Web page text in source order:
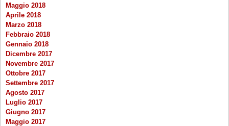
Maggio 2018
Aprile 2018
Marzo 2018
Febbraio 2018
Gennaio 2018
Dicembre 2017
Novembre 2017
Ottobre 2017
Settembre 2017
Agosto 2017
Luglio 2017
Giugno 2017
Maggio 2017